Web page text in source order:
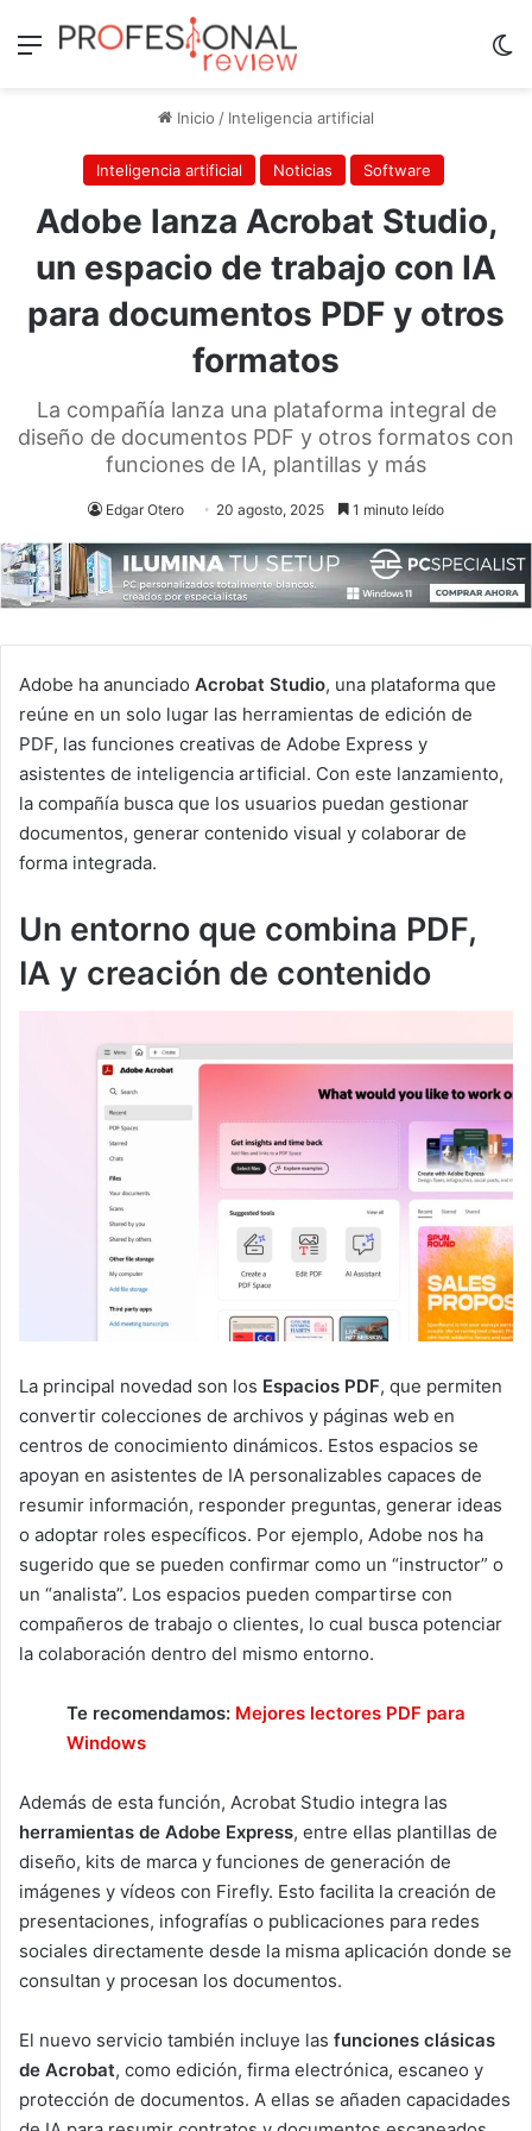
Menú
Inicio / Inteligencia artificial
Inteligencia artificial Noticias Software
Adobe lanza Acrobat Studio,
un espacio de trabajo con IA
para documentos PDF y otros
formatos
La compañía lanza una plataforma integral de
diseño de documentos PDF y otros formatos con
funciones de IA, plantillas y más
Edgar Otero 20 agosto, 2025 1 minuto leído
Adobe ha anunciado Acrobat Studio, una plataforma que
reúne en un solo lugar las herramientas de edición de
PDF, las funciones creativas de Adobe Express y
asistentes de inteligencia artificial. Con este lanzamiento,
la compañía busca que los usuarios puedan gestionar
documentos, generar contenido visual y colaborar de
forma integrada.
Un entorno que combina PDF,
IA y creación de contenido
La principal novedad son los Espacios PDF, que permiten
convertir colecciones de archivos y páginas web en
centros de conocimiento dinámicos. Estos espacios se
apoyan en asistentes de IA personalizables capaces de
resumir información, responder preguntas, generar ideas
o adoptar roles específicos. Por ejemplo, Adobe nos ha
sugerido que se pueden confirmar como un “instructor” o
un “analista”. Los espacios pueden compartirse con
compañeros de trabajo o clientes, lo cual busca potenciar
la colaboración dentro del mismo entorno.
Te recomendamos: Mejores lectores PDF para
Windows
Además de esta función, Acrobat Studio integra las
herramientas de Adobe Express, entre ellas plantillas de
diseño, kits de marca y funciones de generación de
imágenes y vídeos con Firefly. Esto facilita la creación de
presentaciones, infografías o publicaciones para redes
sociales directamente desde la misma aplicación donde se
consultan y procesan los documentos.
El nuevo servicio también incluye las funciones clásicas
de Acrobat, como edición, firma electrónica, escaneo y
protección de documentos. A ellas se añaden capacidades